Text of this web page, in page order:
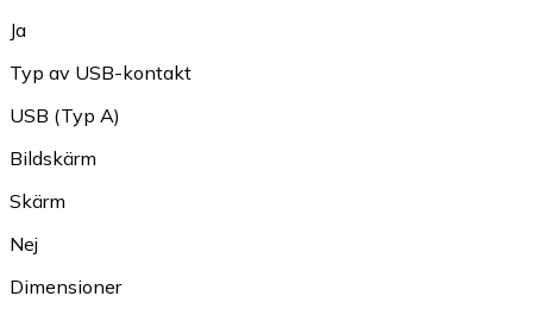
Ja
Typ av USB-kontakt
USB (Typ A)
Bildskärm
Skärm
Nej
Dimensioner